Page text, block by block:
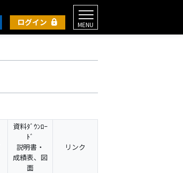
ログイン MENU
資料ﾀﾞｳﾝﾛｰ
ﾄﾞ
説明書・
成績表、図
面
リンク